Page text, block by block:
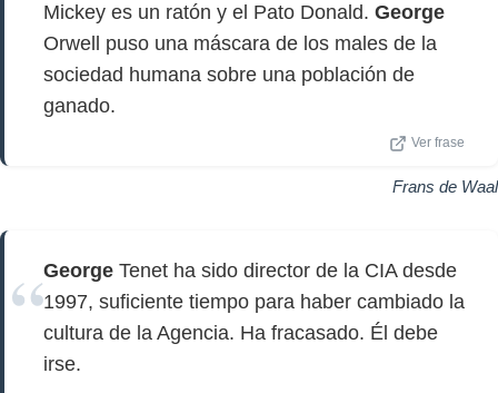
Mickey es un ratón y el Pato Donald. George
Orwell puso una máscara de los males de la
sociedad humana sobre una población de
ganado.
Ver frase
Frans de Waal
George Tenet ha sido director de la CIA desde
1997, suficiente tiempo para haber cambiado la
cultura de la Agencia. Ha fracasado. Él debe
irse.